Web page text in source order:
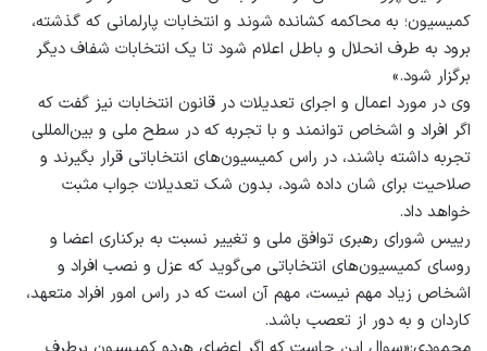
کمیسیون؛ به محاکمه کشانده شوند و انتخابات پارلمانی که گذشته،
برود به طرف انحلال و باطل اعلام شود تا یک انتخابات شفاف دیگر
برگزار شود.»
وی در مورد اعمال و اجرای تعدیلات در قانون انتخابات نیز گفت که
اگر افراد و اشخاص توانمند و با تجربه که در سطح ملی و بین‌المللی
تجربه داشته باشند، در راس کمیسیون‌های انتخاباتی قرار بگیرند و
صلاحیت برای شان داده شود، بدون شک تعدیلات جواب مثبت
خواهد داد.
رییس شورای رهبری توافق ملی و تغییر نسبت به برکناری اعضا و
روسای کمیسیون‌های انتخاباتی می‌گوید که عزل و نصب افراد و
اشخاص زیاد مهم نیست، مهم آن است که در راس امور افراد متعهد،
کاردان و به دور از تعصب باشد.